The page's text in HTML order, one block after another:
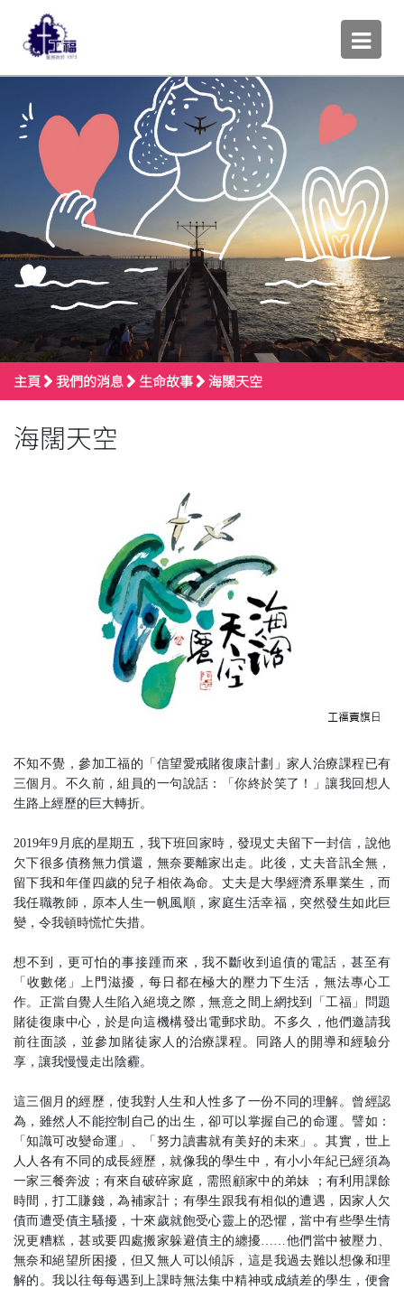
主頁 我們的消息 生命故事 海闊天空
海闊天空
不知不覺，參加工福的「信望愛戒賭復康計劃」家人治療課程已有
三個月。不久前，組員的一句說話：「你終於笑了！」讓我回想人
生路上經歷的巨大轉折。
2019年9月底的星期五，我下班回家時，發現丈夫留下一封信，說他
欠下很多債務無力償還，無奈要離家出走。此後，丈夫音訊全無，
留下我和年僅四歲的兒子相依為命。丈夫是大學經濟系畢業生，而
我任職教師，原本人生一帆風順，家庭生活幸福，突然發生如此巨
變，令我頓時慌忙失措。
想不到，更可怕的事接踵而來，我不斷收到追債的電話，甚至有
「收數佬」上門滋擾，每日都在極大的壓力下生活，無法專心工
作。正當自覺人生陷入絕境之際，無意之間上網找到「工福」問題
賭徒復康中心，於是向這機構發出電郵求助。不多久，他們邀請我
前往面談，並參加賭徒家人的治療課程。同路人的開導和經驗分
享，讓我慢慢走出陰霾。
這三個月的經歷，使我對人生和人性多了一份不同的理解。曾經認
為，雖然人不能控制自己的出生，卻可以掌握自己的命運。譬如：
「知識可改變命運」、「努力讀書就有美好的未來」。其實，世上
人人各有不同的成長經歷，就像我的學生中，有小小年紀已經須為
一家三餐奔波；有來自破碎家庭，需照顧家中的弟妹 ；有利用課餘
時間，打工賺錢，為補家計；有學生跟我有相似的遭遇，因家人欠
債而遭受債主騷擾，十來歲就飽受心靈上的恐懼，當中有些學生情
況更糟糕，甚或要四處搬家躲避債主的纏擾……他們當中被壓力、
無奈和絕望所困擾，但又無人可以傾訴，這是我過去難以想像和理
解的。我以往每每遇到上課時無法集中精神或成績差的學生，便會